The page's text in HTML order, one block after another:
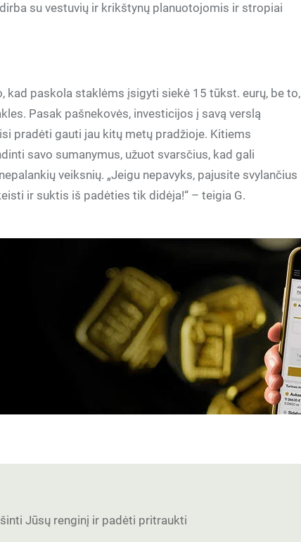
su vestuvių ir krikštynų planuotojomis ir stropiai
kad paskola staklėms įsigyti siekė 15 tūkst. eurų, be to,
Pasak pašnekovės, investicijos į savą verslą
pradėti gauti jau kitų metų pradžioje. Kitiems
savo sumanymus, užuot svarsčius, kad gali
veiksnių. „Jeigu nepavyks, pajusite svylančius
ir suktis iš padėties tik didėja!“ – teigia G.
Jūsų renginį ir padėti pritraukti